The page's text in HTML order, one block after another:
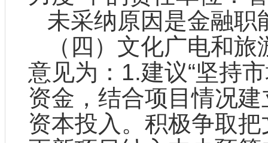
未采纳原因是金融职
（四）文化广电和
意见为：1.建议“坚持
资金，结合项目情况
资本投入。积极争取